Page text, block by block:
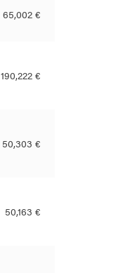
65,002 €
190,222 €
50,303 €
50,163 €